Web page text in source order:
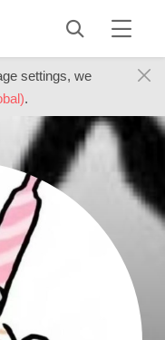
settings, we
.